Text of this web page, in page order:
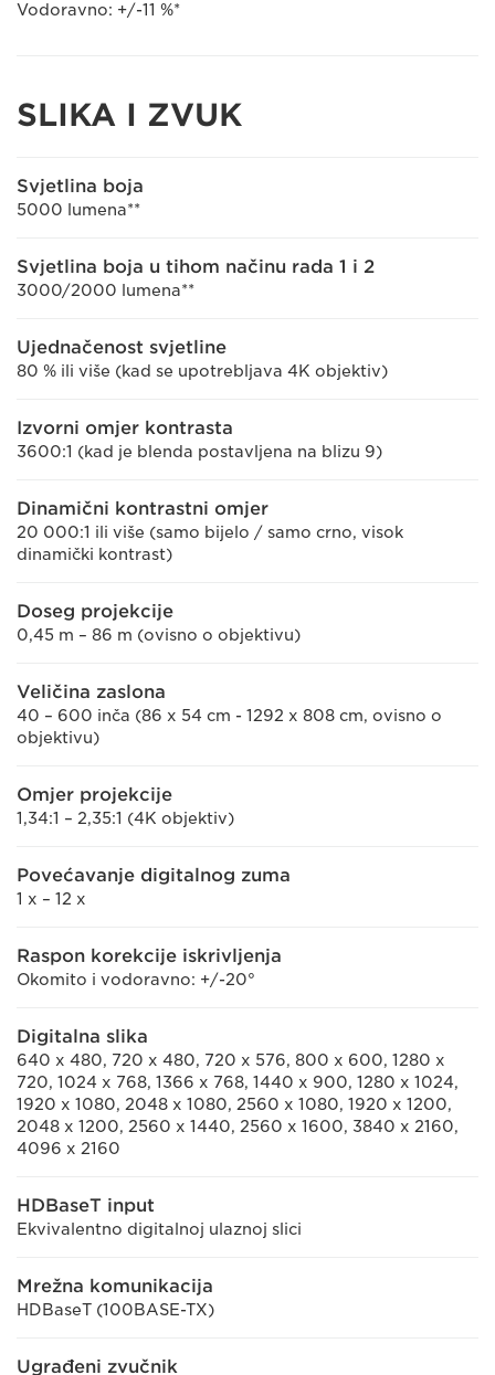
Vodoravno: +/-11 %*
SLIKA I ZVUK
Svjetlina boja
5000 lumena**
Svjetlina boja u tihom načinu rada 1 i 2
3000/2000 lumena**
Ujednačenost svjetline
80 % ili više (kad se upotrebljava 4K objektiv)
Izvorni omjer kontrasta
3600:1 (kad je blenda postavljena na blizu 9)
Dinamični kontrastni omjer
20 000:1 ili više (samo bijelo / samo crno, visok
dinamički kontrast)
Doseg projekcije
0,45 m – 86 m (ovisno o objektivu)
Veličina zaslona
40 – 600 inča (86 x 54 cm - 1292 x 808 cm, ovisno o
objektivu)
Omjer projekcije
1,34:1 – 2,35:1 (4K objektiv)
Povećavanje digitalnog zuma
1 x – 12 x
Raspon korekcije iskrivljenja
Okomito i vodoravno: +/-20°
Digitalna slika
640 x 480, 720 x 480, 720 x 576, 800 x 600, 1280 x
720, 1024 x 768, 1366 x 768, 1440 x 900, 1280 x 1024,
1920 x 1080, 2048 x 1080, 2560 x 1080, 1920 x 1200,
2048 x 1200, 2560 x 1440, 2560 x 1600, 3840 x 2160,
4096 x 2160
HDBaseT input
Ekvivalentno digitalnoj ulaznoj slici
Mrežna komunikacija
HDBaseT (100BASE-TX)
Ugrađeni zvučnik